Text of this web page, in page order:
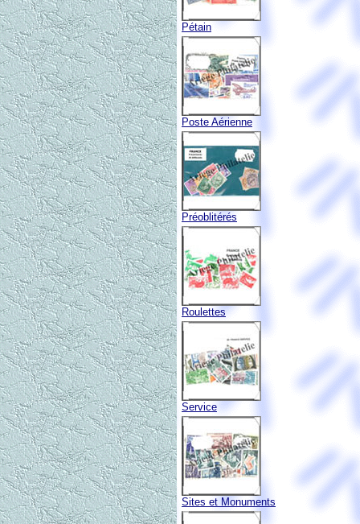
Pétain
Poste Aérienne
Préoblitérés
Roulettes
Service
Sites et Monuments